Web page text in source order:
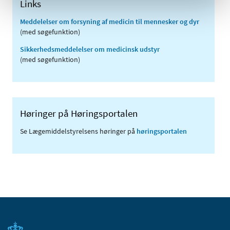
Links
Meddelelser om forsyning af medicin til mennesker og dyr
(med søgefunktion)
Sikkerhedsmeddelelser om medicinsk udstyr
(med søgefunktion)
Høringer på Høringsportalen
Se Lægemiddelstyrelsens høringer på høringsportalen